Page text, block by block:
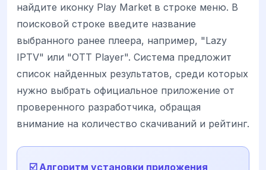
найдите иконку Play Market в строке меню. В
поисковой строке введите название
выбранного ранее плеера, например, "Lazy
IPTV" или "OTT Player". Система предложит
список найденных результатов, среди которых
нужно выбрать официальное приложение от
проверенного разработчика, обращая
внимание на количество скачиваний и рейтинг.
☑️ Алгоритм установки приложения